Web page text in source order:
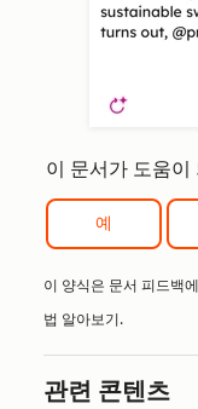
이 문서가 도움이
예
이 양식은 문서 피드백
법 알아보기.
관련 콘텐츠